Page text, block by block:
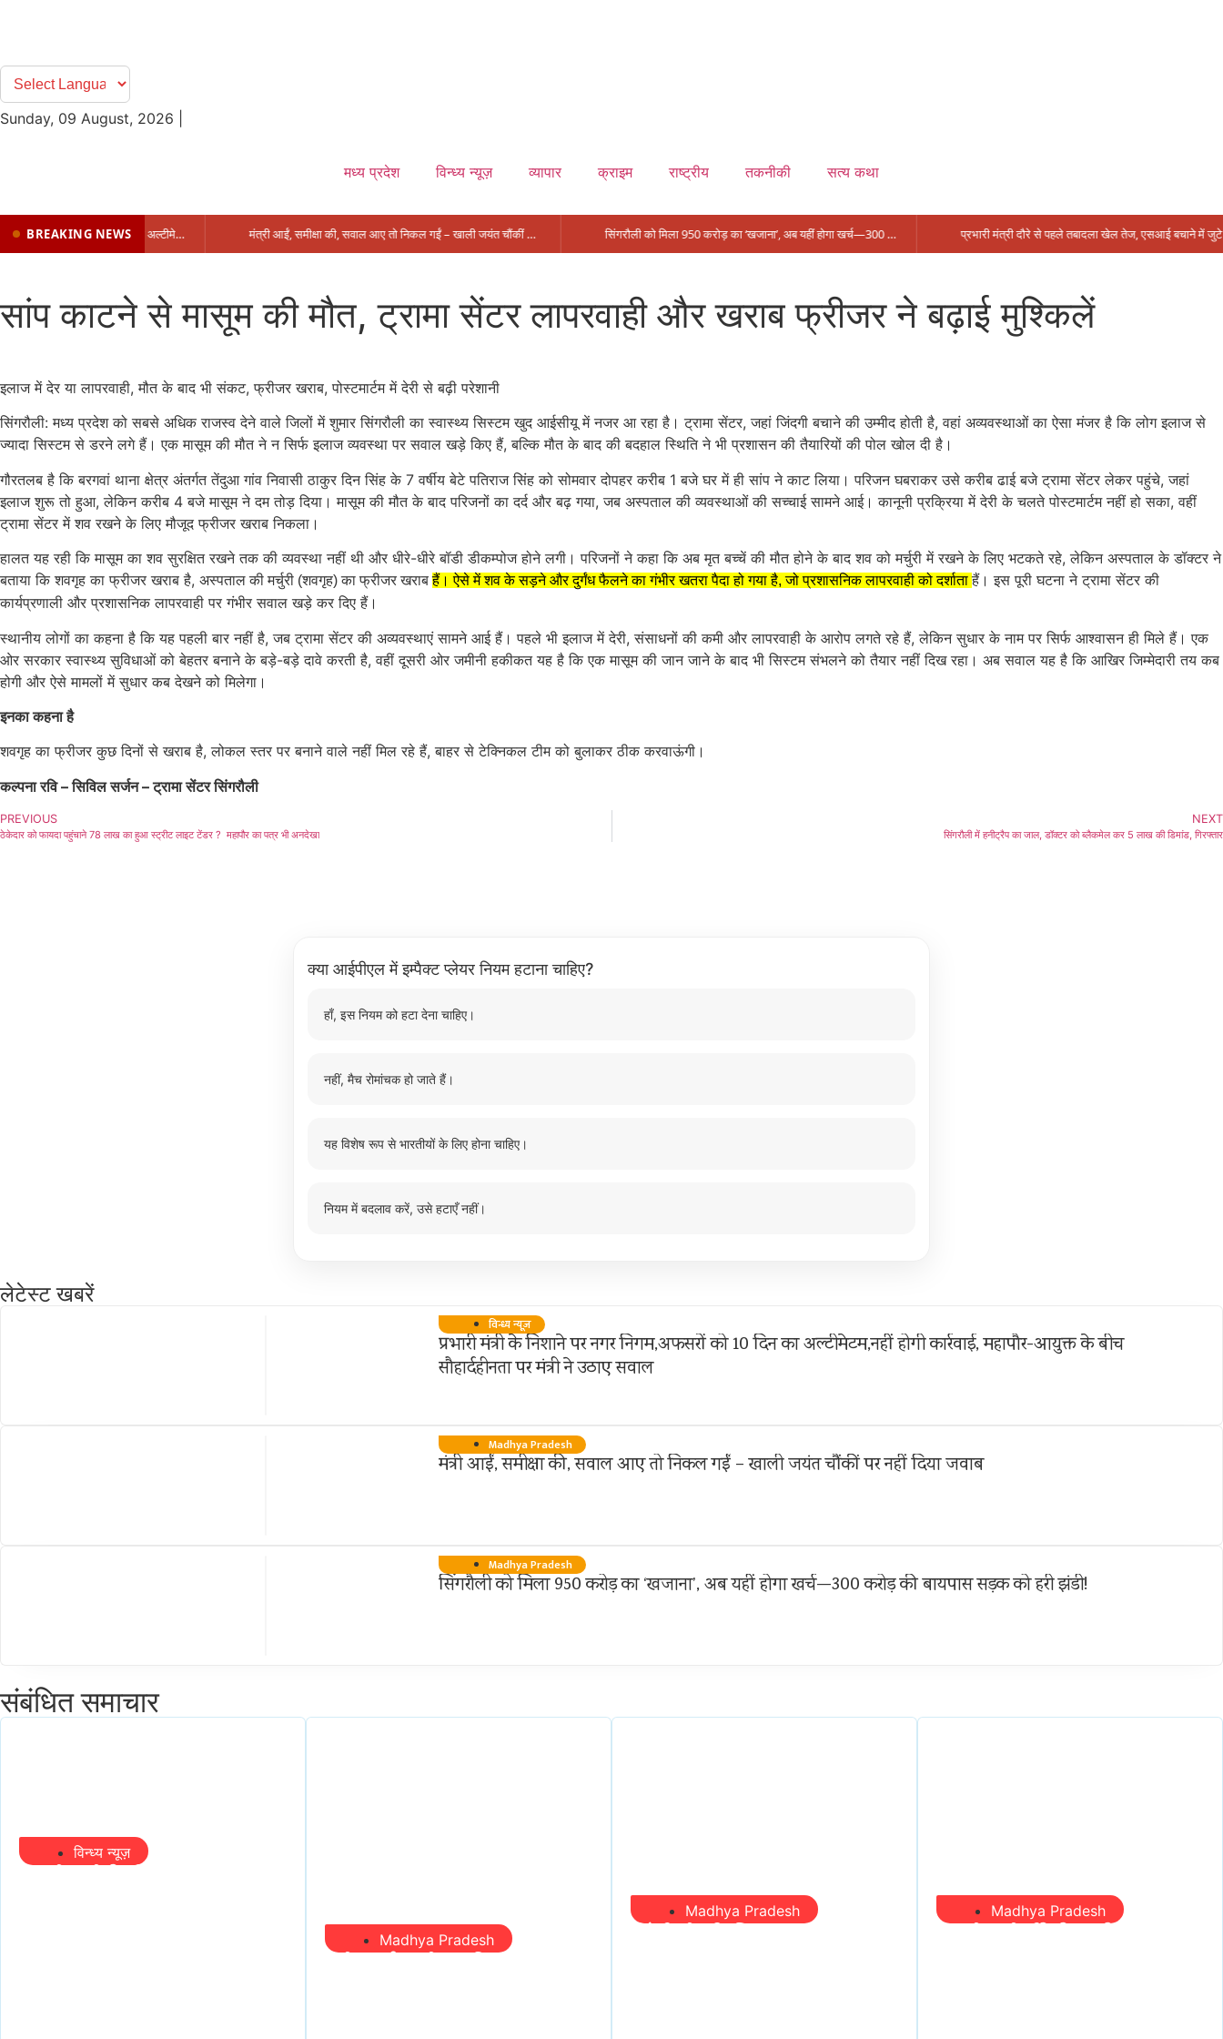
Sunday, 09 August, 2026
मध्य प्रदेश विन्ध्य न्यूज़ व्यापार क्राइम राष्ट्रीय तकनीकी सत्य कथा
BREAKING NEWS प्रभारी मंत्री के निशाने पर नगर निगम,अफसरों को 10 दिन का अल्टीमेटम,नहीं होगी कार्रवाई, महापौर-आयुक्त के बीच सौहार्दहीनता पर मंत्री ने उठाए सवाल मंत्री आईं, समीक्षा की, सवाल आए तो निकल गईं – खाली जयंत चौंकीं पर नहीं दिया जवाब सिंगरौली को मिला 950 करोड़ का ‘खजाना’, अब यहीं होगा खर्च—300 करोड़ की बायपास सड़क को हरी झंडी! प्रभारी मंत्री दौरे से पहले तबादला खेल तेज, एसआई बचाने में जुटे बड़े चेहरे, 10 लाख के रिचार्ज का खेल और 22 दिन से चौकी खाली
सांप काटने से मासूम की मौत, ट्रामा सेंटर लापरवाही और खराब फ्रीजर ने बढ़ाई मुश्किलें
इलाज में देर या लापरवाही, मौत के बाद भी संकट, फ्रीजर खराब, पोस्टमार्टम में देरी से बढ़ी परेशानी
सिंगरौली: मध्य प्रदेश को सबसे अधिक राजस्व देने वाले जिलों में शुमार सिंगरौली का स्वास्थ्य सिस्टम खुद आईसीयू में नजर आ रहा है। ट्रामा सेंटर, जहां जिंदगी बचाने की उम्मीद होती है, वहां अव्यवस्थाओं का ऐसा मंजर है कि लोग इलाज से
ज्यादा सिस्टम से डरने लगे हैं। एक मासूम की मौत ने न सिर्फ इलाज व्यवस्था पर सवाल खड़े किए हैं, बल्कि मौत के बाद की बदहाल स्थिति ने भी प्रशासन की तैयारियों की पोल खोल दी है।
गौरतलब है कि बरगवां थाना क्षेत्र अंतर्गत तेंदुआ गांव निवासी ठाकुर दिन सिंह के 7 वर्षीय बेटे पतिराज सिंह को सोमवार दोपहर करीब 1 बजे घर में ही सांप ने काट लिया। परिजन घबराकर उसे करीब ढाई बजे ट्रामा सेंटर लेकर पहुंचे, जहां
इलाज शुरू तो हुआ, लेकिन करीब 4 बजे मासूम ने दम तोड़ दिया। मासूम की मौत के बाद परिजनों का दर्द और बढ़ गया, जब अस्पताल की व्यवस्थाओं की सच्चाई सामने आई। कानूनी प्रक्रिया में देरी के चलते पोस्टमार्टम नहीं हो सका, वहीं
ट्रामा सेंटर में शव रखने के लिए मौजूद फ्रीजर खराब निकला।
हालत यह रही कि मासूम का शव सुरक्षित रखने तक की व्यवस्था नहीं थी और धीरे-धीरे बॉडी डीकम्पोज होने लगी। परिजनों ने कहा कि अब मृत बच्चें की मौत होने के बाद शव को मर्चुरी में रखने के लिए भटकते रहे, लेकिन अस्पताल के डॉक्टर ने
बताया कि शवगृह का फ्रीजर खराब है, अस्पताल की मर्चुरी (शवगृह) का फ्रीजर खराबहैं। ऐसे में शव के सड़ने और दुर्गंध फैलने का गंभीर खतरा पैदा हो गया है, जो प्रशासनिक लापरवाही को दर्शाताहैं। इस पूरी घटना ने ट्रामा सेंटर की
कार्यप्रणाली और प्रशासनिक लापरवाही पर गंभीर सवाल खड़े कर दिए हैं।
स्थानीय लोगों का कहना है कि यह पहली बार नहीं है, जब ट्रामा सेंटर की अव्यवस्थाएं सामने आई हैं। पहले भी इलाज में देरी, संसाधनों की कमी और लापरवाही के आरोप लगते रहे हैं, लेकिन सुधार के नाम पर सिर्फ आश्वासन ही मिले हैं। एक
ओर सरकार स्वास्थ्य सुविधाओं को बेहतर बनाने के बड़े-बड़े दावे करती है, वहीं दूसरी ओर जमीनी हकीकत यह है कि एक मासूम की जान जाने के बाद भी सिस्टम संभलने को तैयार नहीं दिख रहा। अब सवाल यह है कि आखिर जिम्मेदारी तय कब
होगी और ऐसे मामलों में सुधार कब देखने को मिलेगा।
इनका कहना है
शवगृह का फ्रीजर कुछ दिनों से खराब है, लोकल स्तर पर बनाने वाले नहीं मिल रहे हैं, बाहर से टेक्निकल टीम को बुलाकर ठीक करवाऊंगी।
कल्पना रवि – सिविल सर्जन – ट्रामा सेंटर सिंगरौली
PREVIOUS
ठेकेदार को फायदा पहुंचाने 78 लाख का हुआ स्ट्रीट लाइट टेंडर ? महापौर का पत्र भी अनदेखा
NEXT
सिंगरौली में हनीट्रैप का जाल, डॉक्टर को ब्लैकमेल कर 5 लाख की डिमांड, गिरफ्तार
क्या आईपीएल में इम्पैक्ट प्लेयर नियम हटाना चाहिए?
हाँ, इस नियम को हटा देना चाहिए।
नहीं, मैच रोमांचक हो जाते हैं।
यह विशेष रूप से भारतीयों के लिए होना चाहिए।
नियम में बदलाव करें, उसे हटाएँ नहीं।
लेटेस्ट खबरें
विन्ध्य न्यूज़
प्रभारी मंत्री के निशाने पर नगर निगम,अफसरों को 10 दिन का अल्टीमेटम,नहीं होगी कार्रवाई, महापौर-आयुक्त के बीच
सौहार्दहीनता पर मंत्री ने उठाए सवाल
Madhya Pradesh
मंत्री आईं, समीक्षा की, सवाल आए तो निकल गईं – खाली जयंत चौंकीं पर नहीं दिया जवाब
Madhya Pradesh
सिंगरौली को मिला 950 करोड़ का ‘खजाना’, अब यहीं होगा खर्च—300 करोड़ की बायपास सड़क को हरी झंडी!
संबंधित समाचार
विन्ध्य न्यूज़
Madhya Pradesh
Madhya Pradesh Madhya Pradesh